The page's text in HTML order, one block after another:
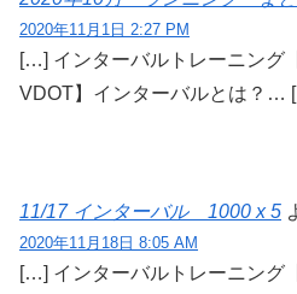
2020年11月1日 2:27 PM
[…] インターバルトレーニング
VDOT】インターバルとは？…
11/17 インターバル 1000 x 5
2020年11月18日 8:05 AM
[…] インターバルトレーニング